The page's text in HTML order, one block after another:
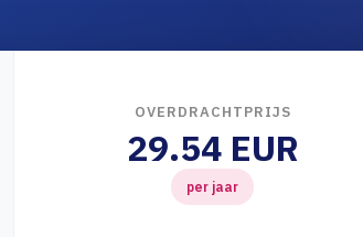
OVERDRACHTPRIJS
29.54 EUR
per jaar